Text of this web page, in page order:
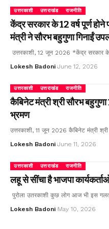
उत्तरकाशी उत्तराखंड राजनीति
केंद्र सरकार के 12 वर्ष पूर्ण
मंत्री ने सौरभ बहुगुणा गिनाईं
उत्तरकाशी, 12 जून 2026 *केंद्र सरकार के
Lokesh Badoni June 12, 2026
उत्तरकाशी उत्तराखंड राजनीति
कैबिनेट मंत्री श्री सौरभ
भ्रमण
उत्तरकाशी, 11 जून 2026 कैबिनेट मंत्री
Lokesh Badoni June 11, 2026
उत्तरकाशी उत्तराखंड राजनीति
लहू से सींचा है भाजपा
पुरोला उतरकाशी कुछ लोग आज भी इस
Lokesh Badoni May 10, 2026